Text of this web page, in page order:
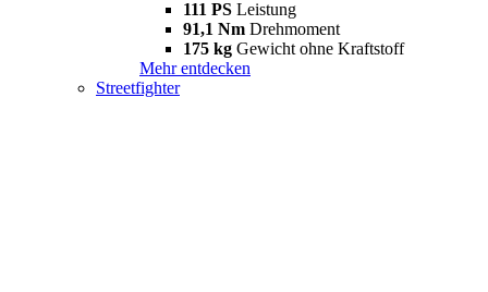
111 PS Leistung
91,1 Nm Drehmoment
175 kg Gewicht ohne Kraftstoff
Mehr entdecken
Streetfighter